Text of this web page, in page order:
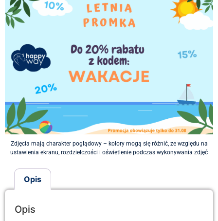
Zdjęcia mają charakter poglądowy – kolory mogą się różnić, ze względu na
ustawienia ekranu, rozdzielczości i oświetlenie podczas wykonywania zdjęć
Opis
Opis